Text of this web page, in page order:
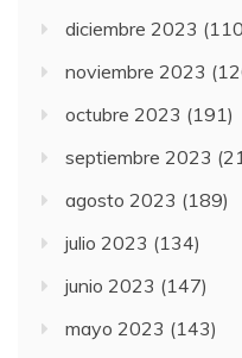
diciembre 2023
noviembre 2023
octubre 2023 (191)
septiembre 2023
agosto 2023 (189)
julio 2023 (134)
junio 2023 (147)
mayo 2023 (143)